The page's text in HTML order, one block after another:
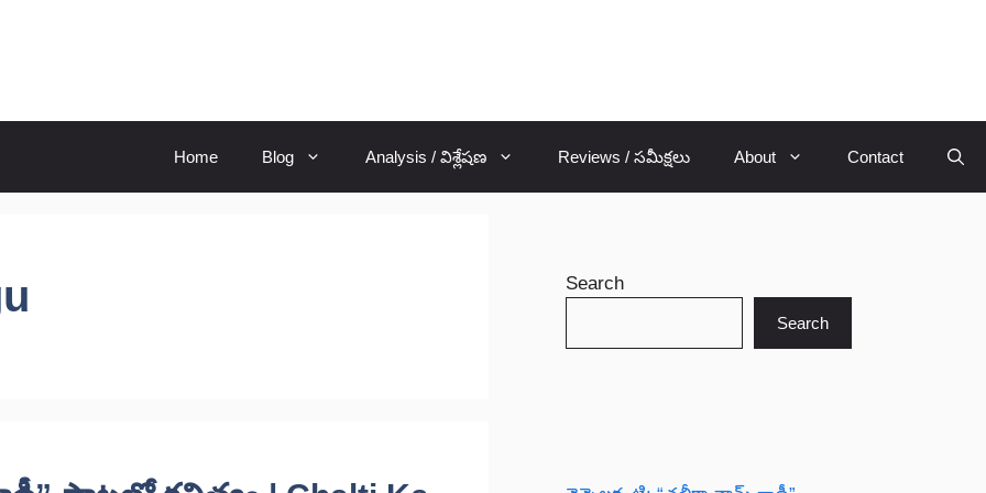
Home Blog Analysis / విశ్లేషణ Reviews / సమీక్షలు About Contact
Search
Search